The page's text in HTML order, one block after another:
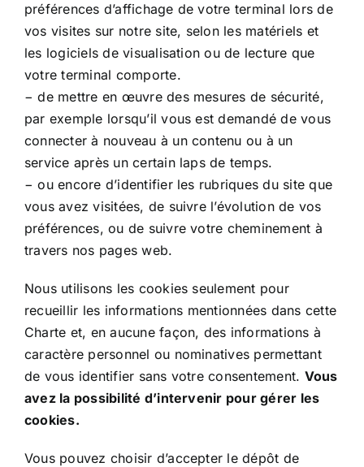
préférences d’affichage de votre terminal lors de
vos visites sur notre site, selon les matériels et
les logiciels de visualisation ou de lecture que
votre terminal comporte.
− de mettre en œuvre des mesures de sécurité,
par exemple lorsqu’il vous est demandé de vous
connecter à nouveau à un contenu ou à un
service après un certain laps de temps.
− ou encore d’identifier les rubriques du site que
vous avez visitées, de suivre l’évolution de vos
préférences, ou de suivre votre cheminement à
travers nos pages web.
Nous utilisons les cookies seulement pour
recueillir les informations mentionnées dans cette
Charte et, en aucune façon, des informations à
caractère personnel ou nominatives permettant
de vous identifier sans votre consentement. Vous
avez la possibilité d’intervenir pour gérer les
cookies.
Vous pouvez choisir d’accepter le dépôt de